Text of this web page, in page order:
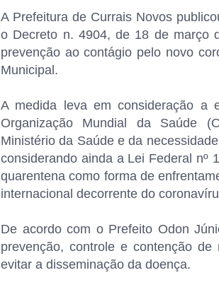
A Prefeitura de Currais Novos
o Decreto n. 4904, de 18 de março
prevenção ao contágio pelo novo
Municipal.
A medida leva em consideração a
Organização Mundial da Saúde
Ministério da Saúde e da
considerando ainda a Lei Federal nº
quarentena como forma de
internacional decorrente do
De acordo com o Prefeito Odon
prevenção, controle e contenção
evitar a disseminação da doença.